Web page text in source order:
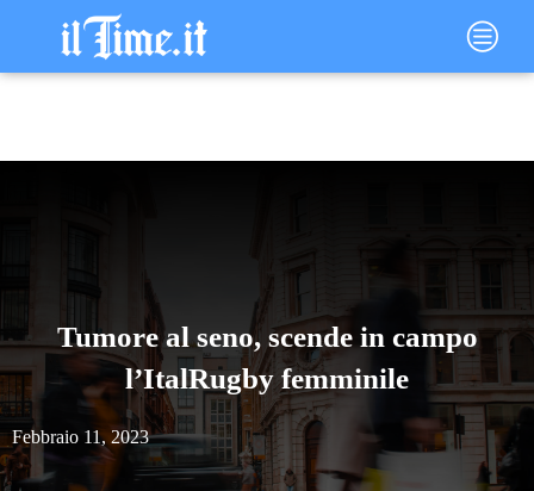
contenuto
Main
Menu
Tumore al seno, scende in campo
l’ItalRugby femminile
Febbraio 11, 2023